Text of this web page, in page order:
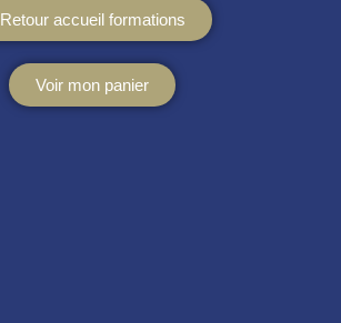
Retour accueil formations
Voir mon panier